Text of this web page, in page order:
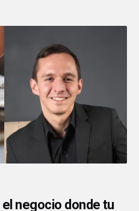
negocio donde tu